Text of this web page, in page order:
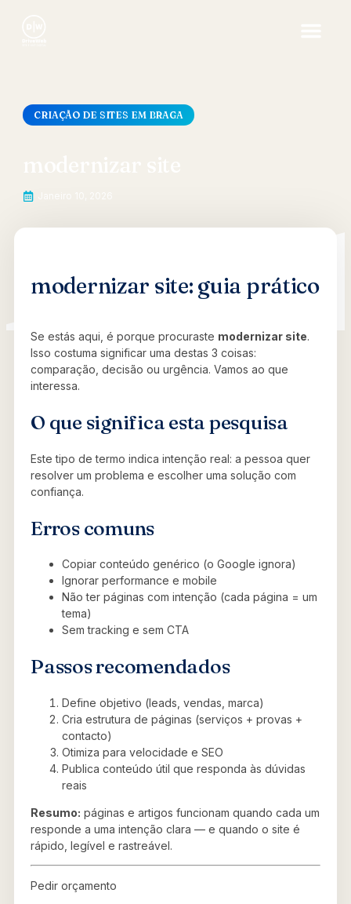
CRIAÇÃO DE SITES EM BRAGA
modernizar site: guia prático
Se estás aqui, é porque procuraste modernizar site.
Isso costuma significar uma destas 3 coisas:
comparação, decisão ou urgência. Vamos ao que
interessa.
O que significa esta pesquisa
Este tipo de termo indica intenção real: a pessoa quer
resolver um problema e escolher uma solução com
confiança.
Erros comuns
Copiar conteúdo genérico (o Google ignora)
Ignorar performance e mobile
Não ter páginas com intenção (cada página = um
tema)
Sem tracking e sem CTA
Passos recomendados
Define objetivo (leads, vendas, marca)
Cria estrutura de páginas (serviços + provas +
contacto)
Otimiza para velocidade e SEO
Publica conteúdo útil que responda às dúvidas
reais
Resumo: páginas e artigos funcionam quando cada um
responde a uma intenção clara — e quando o site é
rápido, legível e rastreável.
Pedir orçamento